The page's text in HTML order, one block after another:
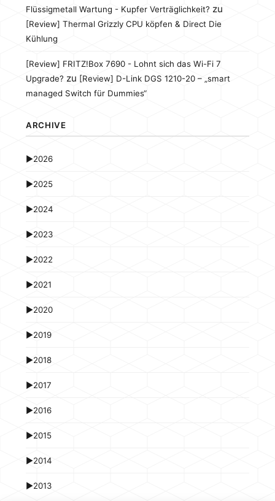
Flüssigmetall Wartung - Kupfer Verträglichkeit? zu
[Review] Thermal Grizzly CPU köpfen & Direct Die
Kühlung
[Review] FRITZ!Box 7690 - Lohnt sich das Wi-Fi 7
Upgrade? zu [Review] D-Link DGS 1210-20 – „smart
managed Switch für Dummies“
ARCHIVE
►2026
►2025
►2024
►2023
►2022
►2021
►2020
►2019
►2018
►2017
►2016
►2015
►2014
►2013